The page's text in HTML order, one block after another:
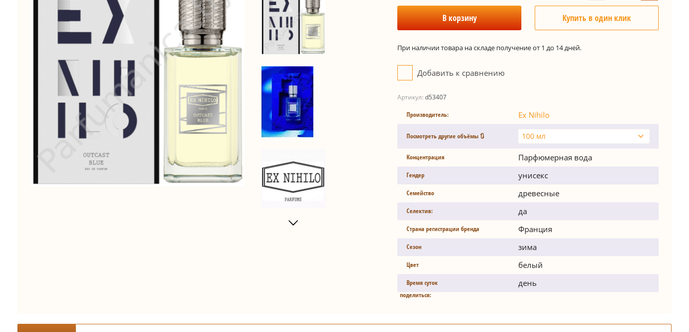
В корзину Купить в один клик
При наличии товара на складе получение от 1 до 14 дней.
Добавить к сравнению
Артикул: d53407
Производитель: Ex Nihilo
Посмотреть другие объёмы 🔃 100 мл
Концентрация Парфюмерная вода
Гендер унисекс
Семейство древесные
Селектив: да
Страна регистрации бренда Франция
Сезон зима
Цвет белый
Время суток день
поделиться: